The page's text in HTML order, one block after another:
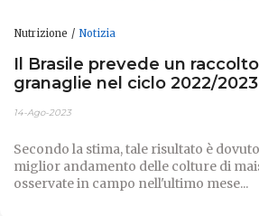
Nutrizione Notizia
Il Brasile prevede un
granaglie nel ciclo 2022/2023
14-Ago-2023
Secondo la stima, tale risultato è
miglior andamento delle colture di
osservate in campo nell'ultimo mese...